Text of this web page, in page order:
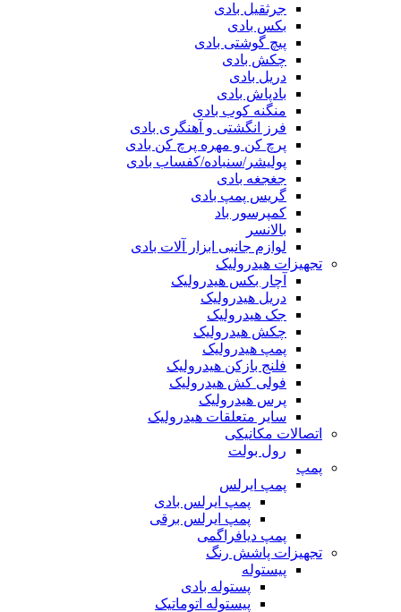
جرثقیل بادی
بکس بادی
پیچ گوشتی بادی
چکش بادی
دریل بادی
بادپاش بادی
منگنه کوب بادی
فرز انگشتی و آهنگری بادی
پرچ کن و مهره پرچ کن بادی
پولیشر/سنباده/کفساب بادی
جغجغه بادی
گریس پمپ بادی
کمپرسور باد
بالانسر
لوازم جانبی ابزار آلات بادی
تجهیزات هیدرولیک
آچار بکس هیدرولیک
دریل هیدرولیک
جک هیدرولیک
چکش هیدرولیک
پمپ هیدرولیک
فلنج بازکن هیدرولیک
فولی کش هیدرولیک
پرس هیدرولیک
سایر متعلقات هیدرولیک
اتصالات مکانیکی
رول بولت
پمپ
پمپ ایرلس
پمپ ایرلس بادی
پمپ ایرلس برقی
پمپ دیافراگمی
تجهیزات پاشش رنگ
پیستوله
پستوله بادی
پیستوله اتوماتیک